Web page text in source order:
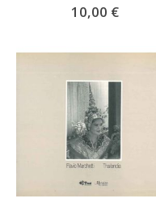
10,00 €
AGGIUNGI AL CARRELLO